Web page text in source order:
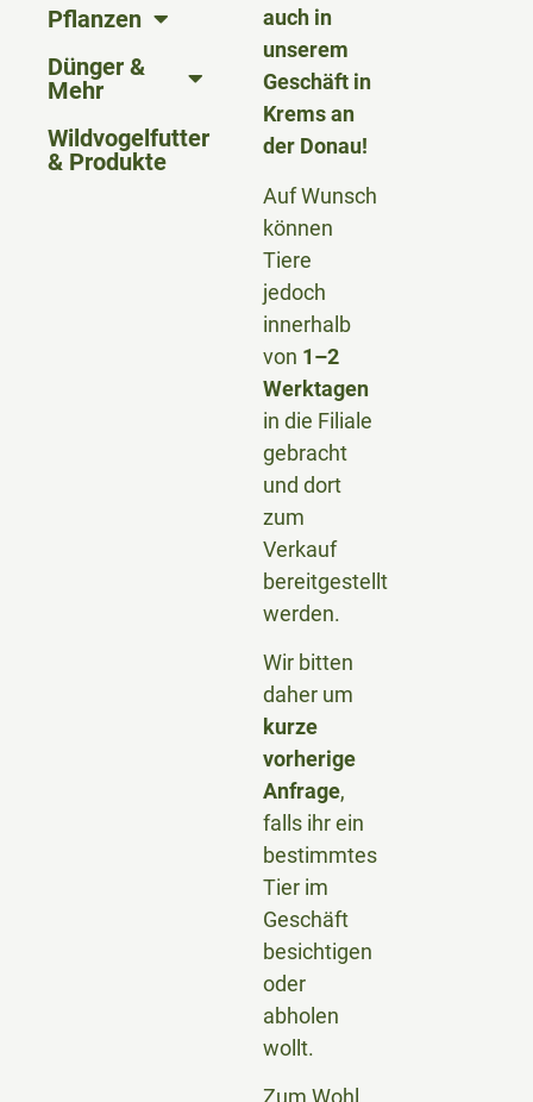
Pflanzen
Dünger &
Mehr
Wildvogelfutter
& Produkte
auch in
unserem
Geschäft in
Krems an
der Donau!
Auf Wunsch
können
Tiere
jedoch
innerhalb
von 1–2
Werktagen
in die Filiale
gebracht
und dort
zum
Verkauf
bereitgestellt
werden.
Wir bitten
daher um
kurze
vorherige
Anfrage,
falls ihr ein
bestimmtes
Tier im
Geschäft
besichtigen
oder
abholen
wollt.